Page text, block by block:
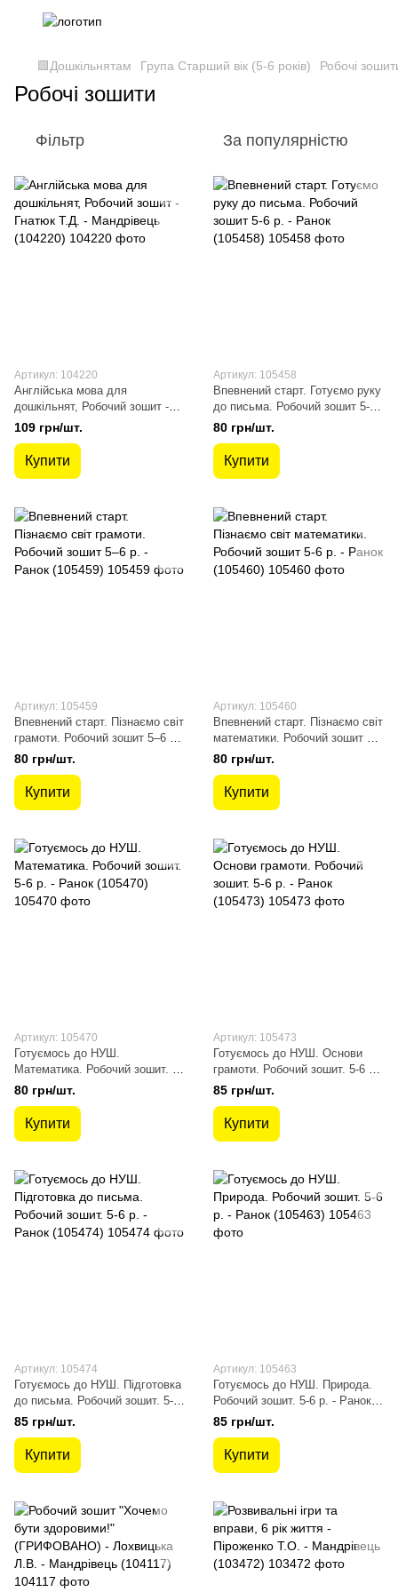
🟩Дошкільнятам Група Старший вік (5-6 років) Робочі
Робочі зошити
Фільтр За популярністю
Артикул: 104220
Англійська мова для
дошкільнят, Робочий зошит -
Гнатюк Т.Д. - Мандрівець
(104220)
109 грн/шт.
Купити
Артикул: 105458
Впевнений старт. Готуємо руку
до письма. Робочий зошит 5-6
р. - Ранок (105458)
80 грн/шт.
Купити
Артикул: 105459
Впевнений старт. Пізнаємо світ
грамоти. Робочий зошит 5–6 р.
- Ранок (105459)
80 грн/шт.
Купити
Артикул: 105460
Впевнений старт. Пізнаємо світ
математики. Робочий зошит 5-6
р. - Ранок (105460)
80 грн/шт.
Купити
Артикул: 105470
Готуємось до НУШ.
Математика. Робочий зошит. 5-
6 р. - Ранок (105470)
80 грн/шт.
Купити
Артикул: 105473
Готуємось до НУШ. Основи
грамоти. Робочий зошит. 5-6 р.
- Ранок (105473)
85 грн/шт.
Купити
Артикул: 105474
Готуємось до НУШ. Підготовка
до письма. Робочий зошит. 5-6
р. - Ранок (105474)
85 грн/шт.
Купити
Артикул: 105463
Готуємось до НУШ. Природа.
Робочий зошит. 5-6 р. - Ранок
(105463)
85 грн/шт.
Купити